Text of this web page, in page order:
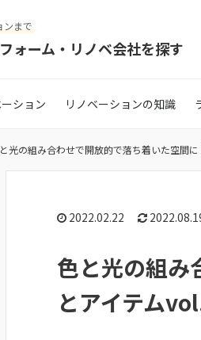
ンまで
ォーム・リノベ会社を探す
ション リノベーションの知識
光の組み合わせで開放的で落ち着いた空間
2022.02.22
色と光の組み
とアイテム